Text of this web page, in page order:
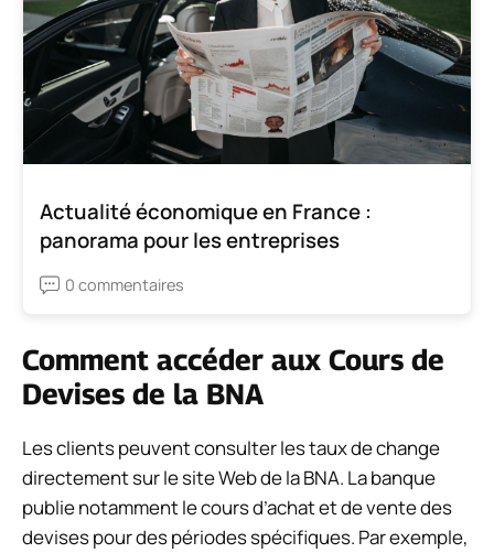
Actualité économique en France :
panorama pour les entreprises
0 commentaires
Comment accéder aux Cours de
Devises de la BNA
Les clients peuvent consulter les taux de change
directement sur le site Web de la BNA. La banque
publie notamment le cours d’achat et de vente des
devises pour des périodes spécifiques. Par exemple,